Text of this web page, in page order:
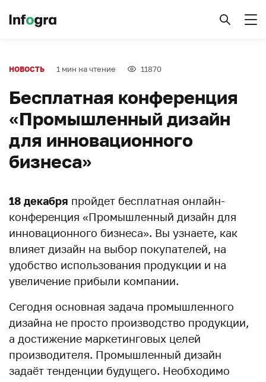
НОВОСТЬ 1 мин на чтение 11870
Бесплатная конференция
«Промышленный дизайн
для инновационного
бизнеса»
18 декабря пройдет бесплатная онлайн-
конференция «Промышленный дизайн для
инновационного бизнеса». Вы узнаете, как
влияет дизайн на выбор покупателей, на
удобство использования продукции и на
увеличение прибыли компании.
Сегодня основная задача промышленного
дизайна не просто производство продукции,
а достижение маркетинговых целей
производителя. Промышленный дизайн
задаёт тенденции будущего. Необходимо